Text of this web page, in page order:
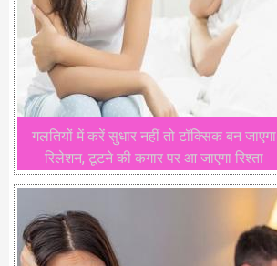
गलतियों में करें सुधार नहीं तो टॉक्सिक बन जाएगा
रिलेशन, टूटने की कगार पर आ जाएगा रिश्ता